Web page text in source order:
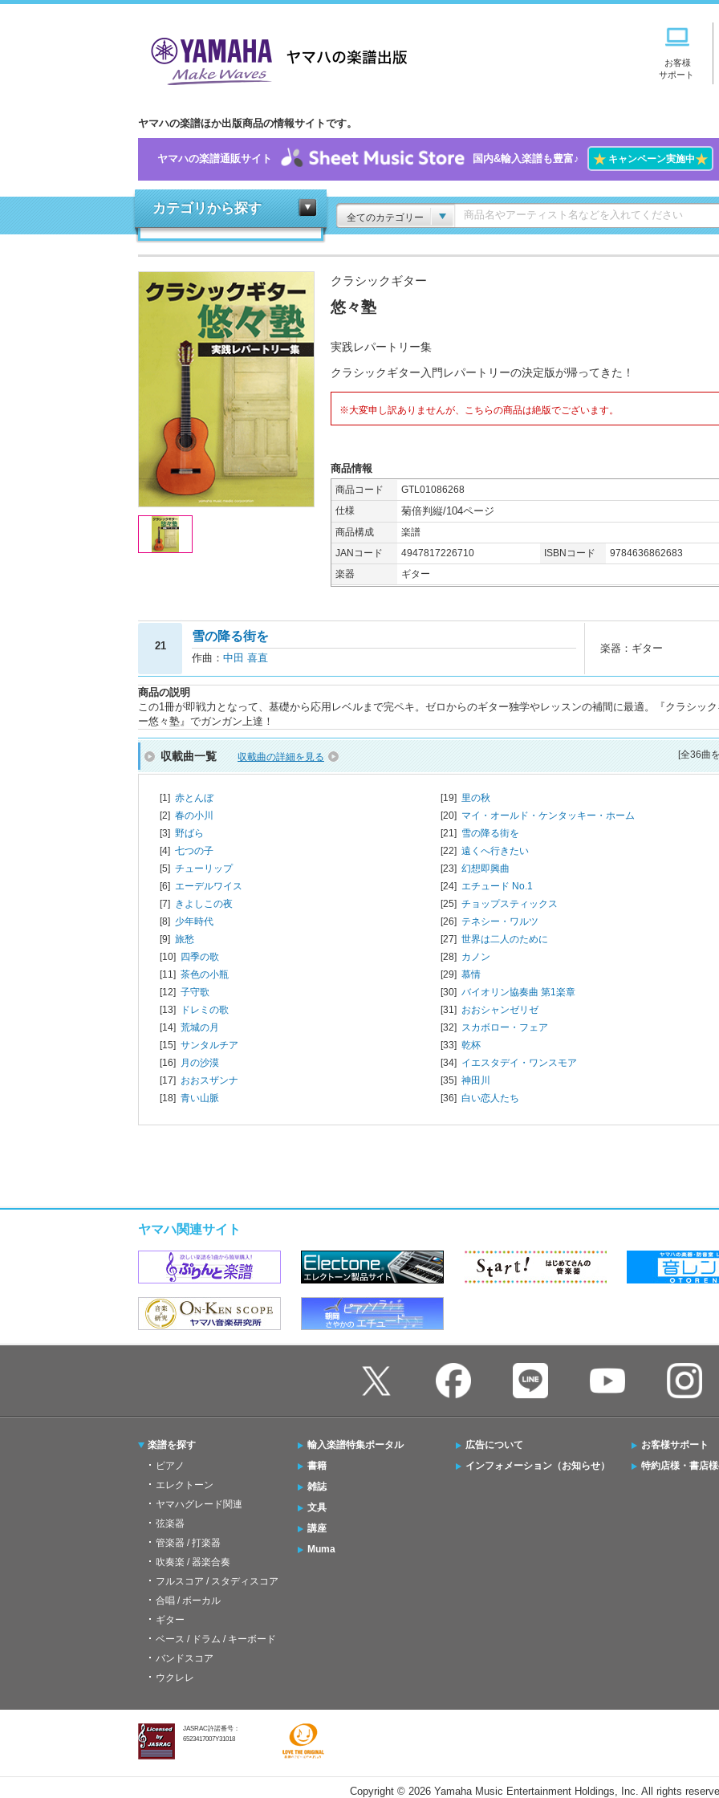
お客様
サポート
ヤマハの楽譜ほか出版商品の情報サイトです。
ヤマハの楽譜通販サイト 国内&輸入楽譜も豊富♪ ★キャンペーン実施中★
カテゴリから探す
全てのカテゴリー
クラシックギター
悠々塾
実践レパートリー集
クラシックギター入門レパートリーの決定版が帰ってきた！
※大変申し訳ありませんが、こちらの商品は絶版でございます。
商品情報
商品コード
GTL01086268
仕様
菊倍判縦/104ページ
商品構成
楽譜
JANコード
4947817226710 ISBNコード
9784636862683
楽器
ギター
21
雪の降る街を
作曲： 中田 喜直
楽器：ギター
商品の説明
この1冊が即戦力となって、基礎から応用レベルまで完ペキ。ゼロからのギター独学やレッスンの補間に最適。『クラシッ
ー悠々塾』でガンガン上達！
収載曲一覧 収載曲の詳細を見る [全36曲
[1] 赤とんぼ
[2] 春の小川
[3] 野ばら
[4] 七つの子
[5] チューリップ
[6] エーデルワイス
[7] きよしこの夜
[8] 少年時代
[9] 旅愁
[10] 四季の歌
[11] 茶色の小瓶
[12] 子守歌
[13]
ドレミの歌
[14] 荒城の月
[15] サンタルチア
[16] 月の沙漠
[17] おおスザンナ
[18] 青い山脈
[19] 里の秋
[20] マイ・オールド・ケンタッキー・ホーム
[21] 雪の降る街を
[22] 遠くへ行きたい
[23] 幻想即興曲
[24] エチュード No.1
[25] チョップスティックス
[26] テネシー・ワルツ
[27] 世界は二人のために
[28] カノン
[29] 慕情
[30] バイオリン協奏曲 第1楽章
[31] おおシャンゼリゼ
[32] スカボロー・フェア
[33] 乾杯
[34] イエスタデイ・ワンスモア
[35] 神田川
[36] 白い恋人たち
ヤマハ関連サイト
楽譜を探す
ピアノ
エレクトーン
ヤマハグレード関連
弦楽器
管楽器 / 打楽器
吹奏楽 / 器楽合奏
フルスコア / スタディスコア
合唱 / ボーカル
ギター
ベース / ドラム / キーボード
バンドスコア
ウクレレ
輸入楽譜特集ポータル
書籍
雑誌
文具
講座
Muma
広告について
インフォメーション（お知らせ）
お客様サポート
特約店様・書店
JASRAC許諾番号：
6523417007Y31018
Copyright © 2026 Yamaha Music Entertainment Holdings, Inc. All rights